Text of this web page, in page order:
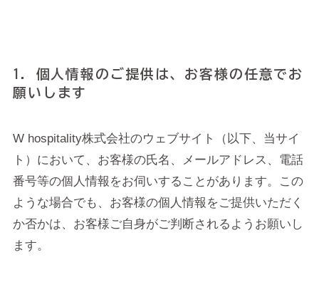
1. 個人情報のご提供は、お客様の任意でお
願いします
W hospitality株式会社のウェブサイト（以下、当サイ
ト）において、お客様の氏名、メールアドレス、電話
番号等の個人情報をお伺いすることがあります。この
ような場合でも、お客様の個人情報をご提供いただく
か否かは、お客様ご自身がご判断されるようお願いし
ます。